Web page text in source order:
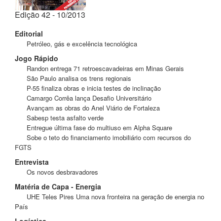
Edição 42 - 10/2013
Editorial
Petróleo, gás e excelência tecnológica
Jogo Rápido
Randon entrega 71 retroescavadeiras em Minas Gerais
São Paulo analisa os trens regionais
P-55 finaliza obras e inicia testes de inclinação
Camargo Corrêa lança Desafio Universitário
Avançam as obras do Anel Viário de Fortaleza
Sabesp testa asfalto verde
Entregue última fase do multiuso em Alpha Square
Sobe o teto do financiamento imobiliário com recursos do
FGTS
Entrevista
Os novos desbravadores
Matéria de Capa - Energia
UHE Teles Pires Uma nova fronteira na geração de energia no
País